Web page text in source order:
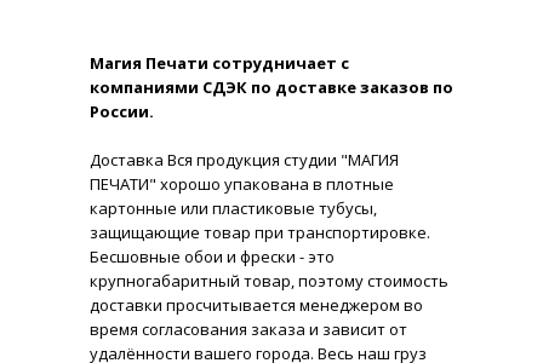
Магия Печати сотрудничает с
компаниями СДЭК по доставке заказов по
России.
Доставка Вся продукция студии "МАГИЯ
ПЕЧАТИ" хорошо упакована в плотные
картонные или пластиковые тубусы,
защищающие товар при транспортировке.
Бесшовные обои и фрески - это
крупногабаритный товар, поэтому стоимость
доставки просчитывается менеджером во
время согласования заказа и зависит от
удалённости вашего города. Весь наш груз